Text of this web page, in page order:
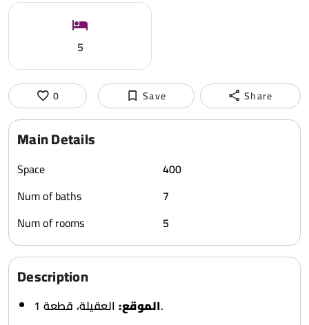
5
0 Save Share
Main Details
Space
400
Num of baths
7
Num of rooms
5
Description
الموقع:العقيلة، قطعة 1.